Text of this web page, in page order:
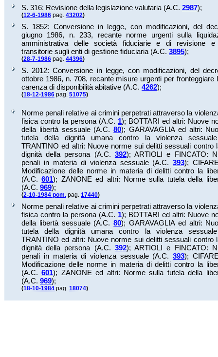
S. 316: Revisione della legislazione valutaria (A.C. 2987);
(12-6-1986 pag. 43202)
S. 1852: Conversione in legge, con modificazioni, del
giugno 1986, n. 233, recante norme urgenti sulla
amministrativa delle società fiduciarie e di revisione e
transitorie sugli enti di gestione fiduciaria (A.C. 3895);
(28-7-1986 pag. 44396)
S. 2012: Conversione in legge, con modificazioni, del
ottobre 1986, n. 708, recante misure urgenti per fronteggiare
carenza di disponibilità abitative (A.C. 4262);
(18-12-1986 pag. 51075)
Norme penali relative ai crimini perpetrati attraverso la
fisica contro la persona (A.C. 1); BOTTARI ed altri: Nuove
della libertà sessuale (A.C.80); GARAVAGLIA ed altri:
tutela della dignità umana contro la violenza
TRANTINO ed altri: Nuove norme sui delitti sessuali contro
dignità della persona (A.C. 392); ARTIOLI e FINCATO:
penali in materia di violenza sessuale (A.C.393);
Modificazione delle norme in materia di delitti contro la
(A.C.601); ZANONE ed altri: Norme sulla tutela della
(A.C. 969);
(2-10-1984 pom. pag. 17440)
Norme penali relative ai crimini perpetrati attraverso la
fisica contro la persona (A.C. 1); BOTTARI ed altri: Nuove
della libertà sessuale (A.C.80); GARAVAGLIA ed altri:
tutela della dignità umana contro la violenza
TRANTINO ed altri: Nuove norme sui delitti sessuali contro
dignità della persona (A.C. 392); ARTIOLI e FINCATO:
penali in materia di violenza sessuale (A.C.393);
Modificazione delle norme in materia di delitti contro la
(A.C.601); ZANONE ed altri: Norme sulla tutela della
(A.C. 969);
(18-10-1984 pag. 18074)